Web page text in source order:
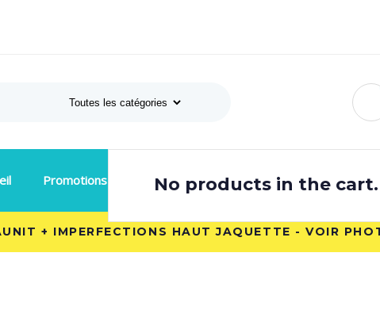
No products in the cart.
Promotions Nouveau ! Rachat Contact
+ IMPERFECTIONS HAUT JAQUETTE - VOIR